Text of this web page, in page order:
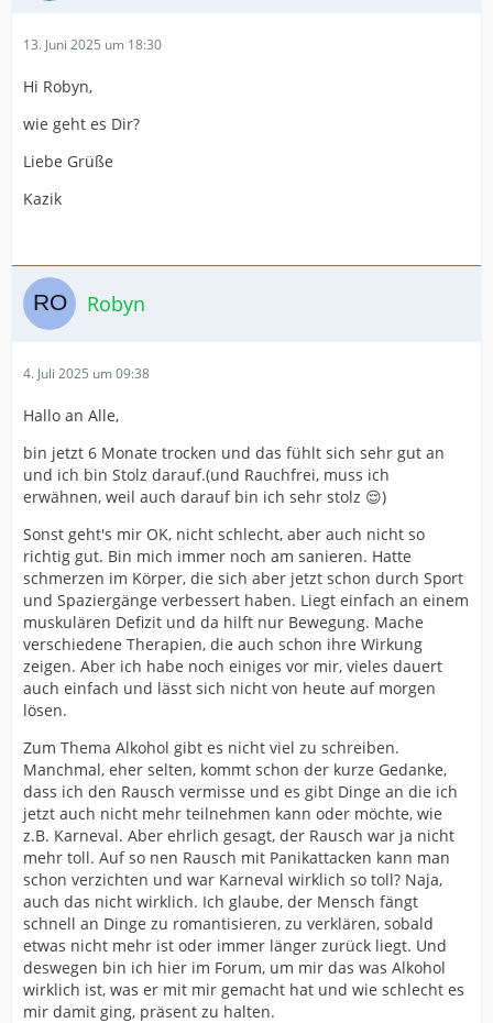
13. Juni 2025 um 18:30
Hi Robyn,
wie geht es Dir?
Liebe Grüße
Kazik
Robyn
4. Juli 2025 um 09:38
Hallo an Alle,
bin jetzt 6 Monate trocken und das fühlt sich sehr gut an
und ich bin Stolz darauf.(und Rauchfrei, muss ich
erwähnen, weil auch darauf bin ich sehr stolz 😌)
Sonst geht's mir OK, nicht schlecht, aber auch nicht so
richtig gut. Bin mich immer noch am sanieren. Hatte
schmerzen im Körper, die sich aber jetzt schon durch Sport
und Spaziergänge verbessert haben. Liegt einfach an einem
muskulären Defizit und da hilft nur Bewegung. Mache
verschiedene Therapien, die auch schon ihre Wirkung
zeigen. Aber ich habe noch einiges vor mir, vieles dauert
auch einfach und lässt sich nicht von heute auf morgen
lösen.
Zum Thema Alkohol gibt es nicht viel zu schreiben.
Manchmal, eher selten, kommt schon der kurze Gedanke,
dass ich den Rausch vermisse und es gibt Dinge an die ich
jetzt auch nicht mehr teilnehmen kann oder möchte, wie
z.B. Karneval. Aber ehrlich gesagt, der Rausch war ja nicht
mehr toll. Auf so nen Rausch mit Panikattacken kann man
schon verzichten und war Karneval wirklich so toll? Naja,
auch das nicht wirklich. Ich glaube, der Mensch fängt
schnell an Dinge zu romantisieren, zu verklären, sobald
etwas nicht mehr ist oder immer länger zurück liegt. Und
deswegen bin ich hier im Forum, um mir das was Alkohol
wirklich ist, was er mit mir gemacht hat und wie schlecht es
mir damit ging, präsent zu halten.